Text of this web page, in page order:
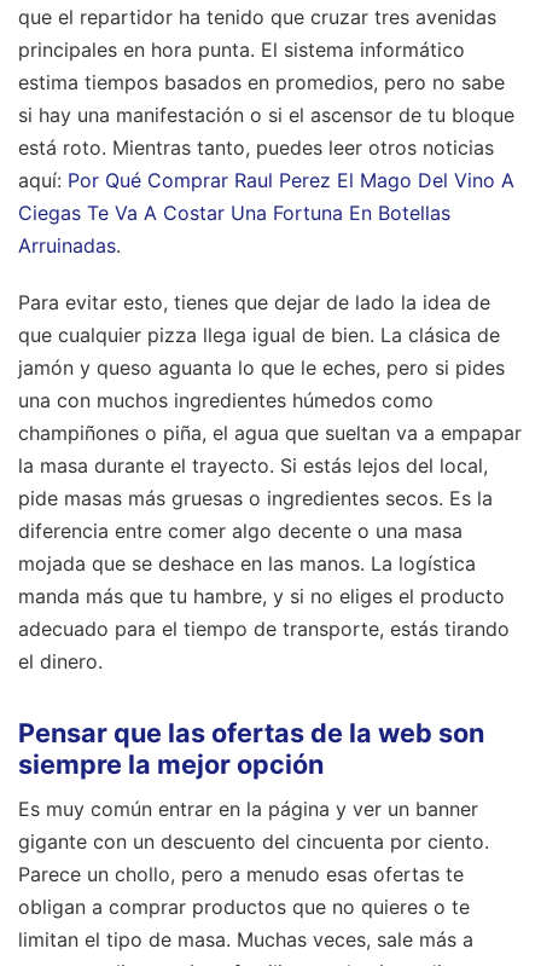
que el repartidor ha tenido que cruzar tres avenidas
principales en hora punta. El sistema informático
estima tiempos basados en promedios, pero no sabe
si hay una manifestación o si el ascensor de tu bloque
está roto. Mientras tanto, puedes leer otros noticias
aquí: Por Qué Comprar Raul Perez El Mago Del Vino A
Ciegas Te Va A Costar Una Fortuna En Botellas
Arruinadas.
Para evitar esto, tienes que dejar de lado la idea de
que cualquier pizza llega igual de bien. La clásica de
jamón y queso aguanta lo que le eches, pero si pides
una con muchos ingredientes húmedos como
champiñones o piña, el agua que sueltan va a empapar
la masa durante el trayecto. Si estás lejos del local,
pide masas más gruesas o ingredientes secos. Es la
diferencia entre comer algo decente o una masa
mojada que se deshace en las manos. La logística
manda más que tu hambre, y si no eliges el producto
adecuado para el tiempo de transporte, estás tirando
el dinero.
Pensar que las ofertas de la web son
siempre la mejor opción
Es muy común entrar en la página y ver un banner
gigante con un descuento del cincuenta por ciento.
Parece un chollo, pero a menudo esas ofertas te
obligan a comprar productos que no quieres o te
limitan el tipo de masa. Muchas veces, sale más a